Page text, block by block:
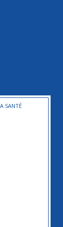
SANTÉ